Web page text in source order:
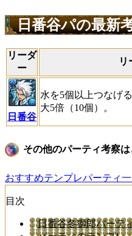
日番谷パの最新
リーダ
ー
リ
日番谷
水を5個以上つなげ
大5倍（10個）。
その他のパーティ考察は
おすすめテンプレパーティ
目次
日番谷冬獅郎パーテ